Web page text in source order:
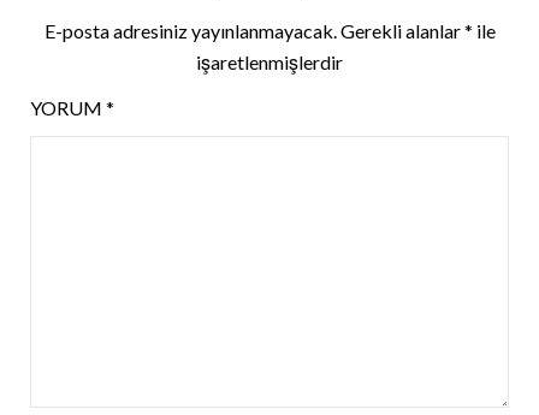
E-posta adresiniz yayınlanmayacak.Gerekli alanlar* ile
işaretlenmişlerdir
YORUM *